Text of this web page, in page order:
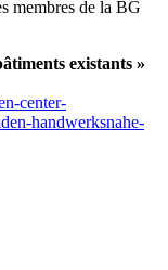
membres de la BG
existants »
center-
handwerksnahe-